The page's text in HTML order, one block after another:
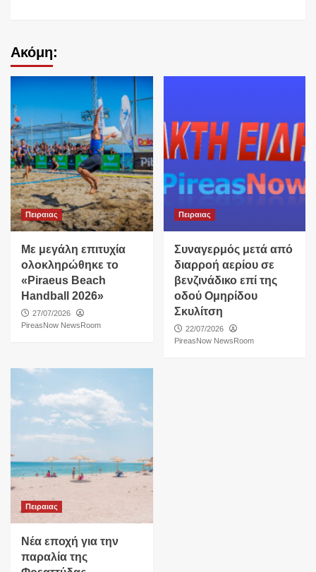
Ακόμη:
Πειραιας
Με μεγάλη επιτυχία
ολοκληρώθηκε το
«Piraeus Beach
Handball 2026»
27/07/2026
PireasNow NewsRoom
Πειραιας
Συναγερμός μετά από
διαρροή αερίου σε
βενζινάδικο επί της
οδού Ομηρίδου
Σκυλίτση
22/07/2026
PireasNow NewsRoom
Πειραιας
Νέα εποχή για την
παραλία της